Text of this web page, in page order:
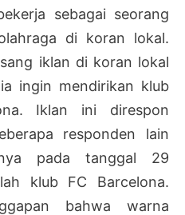
sebagai seorang
di koran lokal.
iklan di koran lokal
ingin mendirikan klub
Iklan ini direspon
responden lain
pada tanggal 29
klub FC Barcelona.
bahwa warna